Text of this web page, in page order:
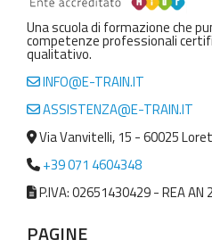
Una scuola di formazione che
competenze professionali
qualitativo.
INFO@E-TRAIN.IT
ASSISTENZA@E-TRAIN.IT
Via Vanvitelli, 15 - 60025
+39 071 4604348
P.IVA: 02651430429 - REA AN
PAGINE